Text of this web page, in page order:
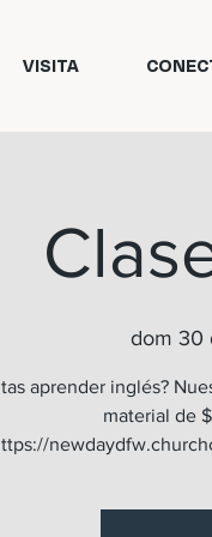
VISITA
dom 30
aprender inglés?
material de